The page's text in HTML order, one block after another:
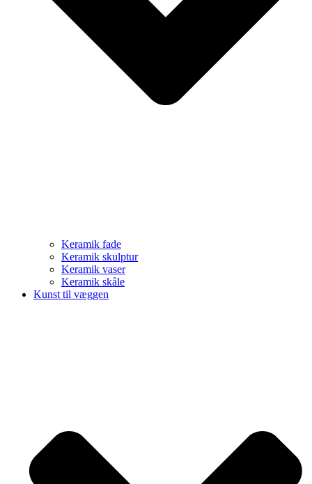
Keramik fade
Keramik skulptur
Keramik vaser
Keramik skåle
Kunst til væggen